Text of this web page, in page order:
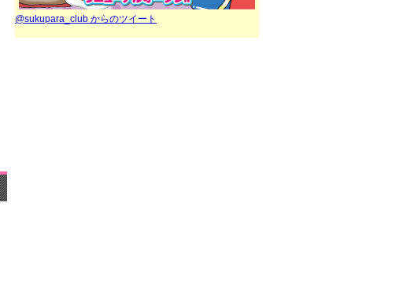
@sukupara_club からのツイート